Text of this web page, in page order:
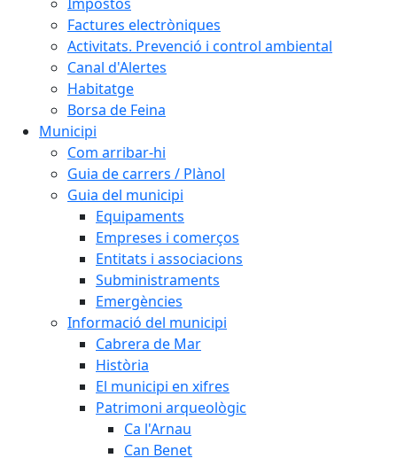
Factures electròniques
Activitats. Prevenció i control ambiental
Canal d'Alertes
Habitatge
Borsa de Feina
Municipi
Com arribar-hi
Guia de carrers / Plànol
Guia del municipi
Equipaments
Empreses i comerços
Entitats i associacions
Subministraments
Emergències
Informació del municipi
Cabrera de Mar
Història
El municipi en xifres
Patrimoni arqueològic
Ca l'Arnau
Can Benet